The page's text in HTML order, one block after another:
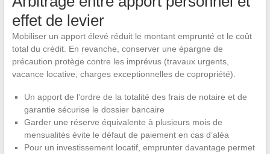
effet de levier
Mobiliser un apport élevé réduit le montant emprunté et le coût
total du crédit. En revanche, conserver une épargne de
précaution protège contre les imprévus (travaux urgents,
vacance locative, charges exceptionnelles de copropriété).
Un apport de l’ordre de la totalité des frais de notaire et de
garantie sécurise le dossier bancaire
Garder une réserve équivalente à plusieurs mois de
mensualités évite le défaut de paiement en cas d’aléa
Pour un investissement locatif, emprunter davantage permet